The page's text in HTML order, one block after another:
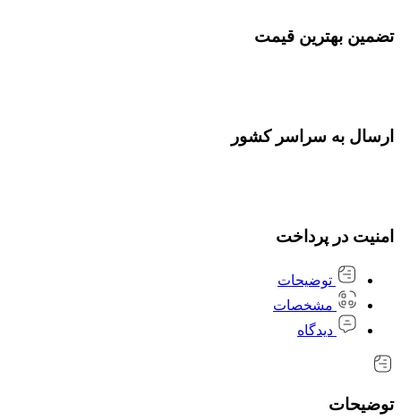
تضمین بهترین قیمت
ارسال به سراسر کشور
امنیت در پرداخت
توضیحات
مشخصات
دیدگاه
توضیحات